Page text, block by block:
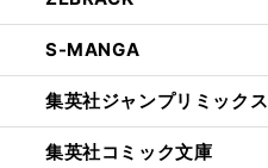
S-MANGA
集英社ジャンプリミックス
集英社コミック文庫